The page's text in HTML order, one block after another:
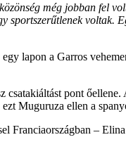
még jobban fel
sportszerűtlenek voltak.
lapon a Garros
csatakiáltást pont
Muguruza ellen a
Franciaországban –